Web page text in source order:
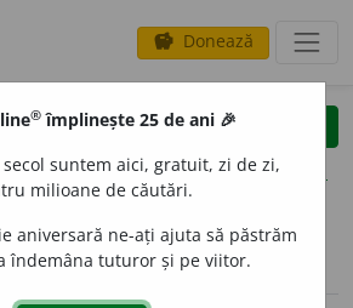
savings Donează
clear
opțiuni
volume_up (7)
® împlinește 25 de ani 🎉
suntem aici, gratuit, zi de zi,
milioane de căutări.
aniversară ne-ați ajuta să păstrăm
îndemâna tuturor și pe viitor.